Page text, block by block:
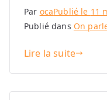
Par ocaPublié le 11
Publié dans On
Lire la suite